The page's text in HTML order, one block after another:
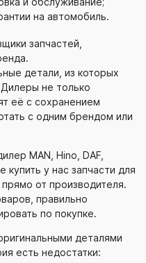
на автомобиль.
запчастей,
детали, из которых
не только
её с сохранением
с одним брендом или
MAN, Hino, DAF,
купить у нас запчасти для
от производителя.
правильно
по покупке.
деталями
есть недостатки: